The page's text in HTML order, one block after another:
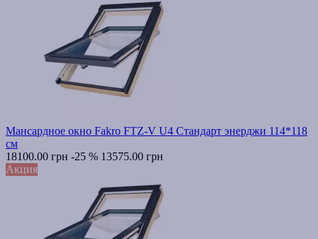
Мансардное окно Fakro FTZ-V U4 Стандарт энерджи 114*118
см
18100.00 грн -25 % 13575.00 грн
Акция